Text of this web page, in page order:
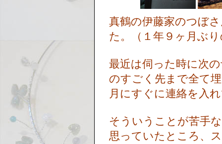
真鶴の伊藤家のつぼ
た。（１年９ヶ月ぶ
最近は伺った時に次
のすごく先まで全て
月にすぐに連絡を入
そういうことが苦手
思っていたところ、